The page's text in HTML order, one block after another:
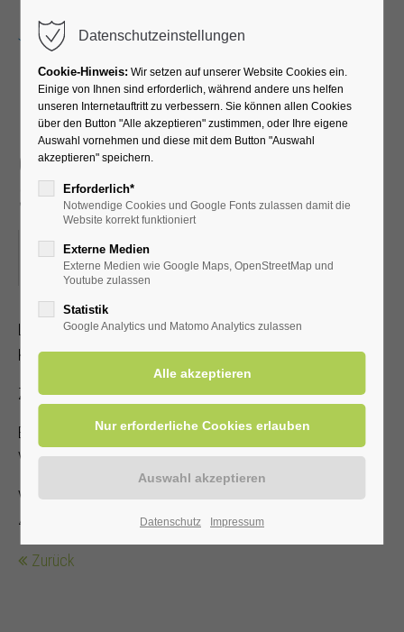
Michael Esprit - die
gefühlvolle Stimme für
Schlager & Balladen
05.09.2025, 19:30–21:00
ORT: KLINIK SOLEQUELLE, CAFÉTERIA
Leidenschaft und Hingabe für die Musik machen dieses
Konzert zu einem echten Ohrenschmaus.
Zutritt mit gültiger Kur- /Einwohnerkarte
Es steht nur eine begrenzte Anzahl an Sitzplätzen zur
Verfügung!
Veranstalter: Heilbad Westernkotten GmbH, Telefon: 0 29
43 . 976 58 10
Zurück
Datenschutzeinstellungen
Cookie-Hinweis: Wir setzen auf unserer Website Cookies ein.
Einige von Ihnen sind erforderlich, während andere uns helfen
unseren Internetauftritt zu verbessern. Sie können allen Cookies
über den Button "Alle akzeptieren" zustimmen, oder Ihre eigene
Auswahl vornehmen und diese mit dem Button "Auswahl
akzeptieren" speichern.
Erforderlich*
Notwendige Cookies und Google Fonts zulassen damit die
Website korrekt funktioniert
Externe Medien
Externe Medien wie Google Maps, OpenStreetMap und
Youtube zulassen
Statistik
Google Analytics und Matomo Analytics zulassen
Datenschutz Impressum